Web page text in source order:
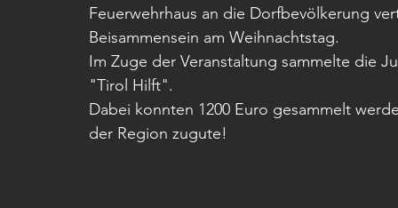
Feuerwehrhaus an die Dorfbevölkerung
Beisammensein am Weihnachtstag.
Im Zuge der Veranstaltung sammelte die
"Tirol Hilft".
Dabei konnten 1200 Euro gesammelt
der Region zugute!